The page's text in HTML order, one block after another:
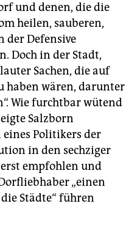
und denen, die die
heilen, sauberen,
der Defensive
Doch in der Stadt,
Sachen, die auf
haben wären, darunter
Wie furchtbar wütend
Salzborn
Politikers der
in den sechziger
empfohlen und
„einen
Städte“ führen